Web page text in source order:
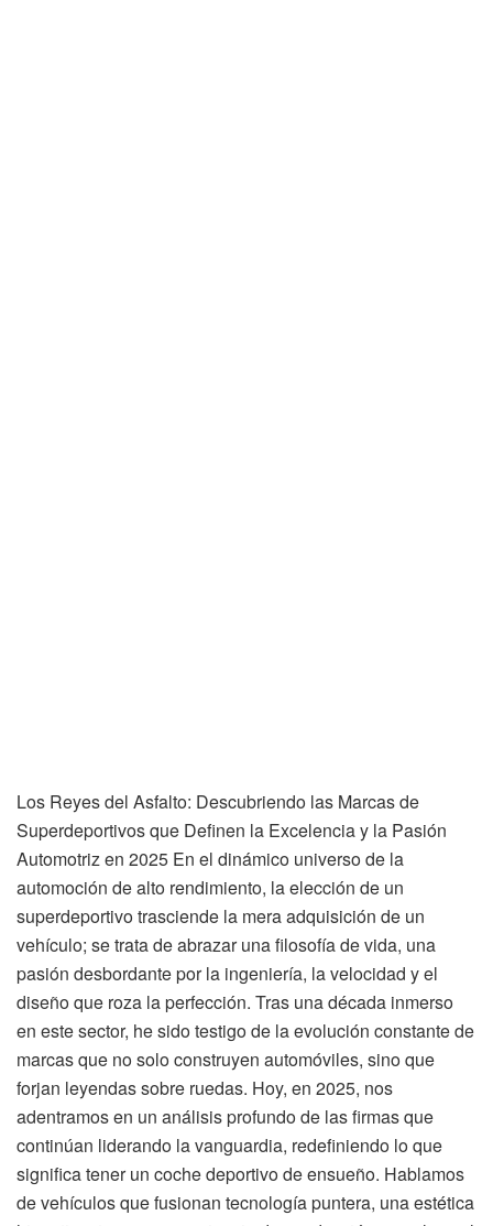
Los Reyes del Asfalto: Descubriendo las Marcas de
Superdeportivos que Definen la Excelencia y la Pasión
Automotriz en 2025 En el dinámico universo de la
automoción de alto rendimiento, la elección de un
superdeportivo trasciende la mera adquisición de un
vehículo; se trata de abrazar una filosofía de vida, una
pasión desbordante por la ingeniería, la velocidad y el
diseño que roza la perfección. Tras una década inmerso
en este sector, he sido testigo de la evolución constante de
marcas que no solo construyen automóviles, sino que
forjan leyendas sobre ruedas. Hoy, en 2025, nos
adentramos en un análisis profundo de las firmas que
continúan liderando la vanguardia, redefiniendo lo que
significa tener un coche deportivo de ensueño. Hablamos
de vehículos que fusionan tecnología puntera, una estética